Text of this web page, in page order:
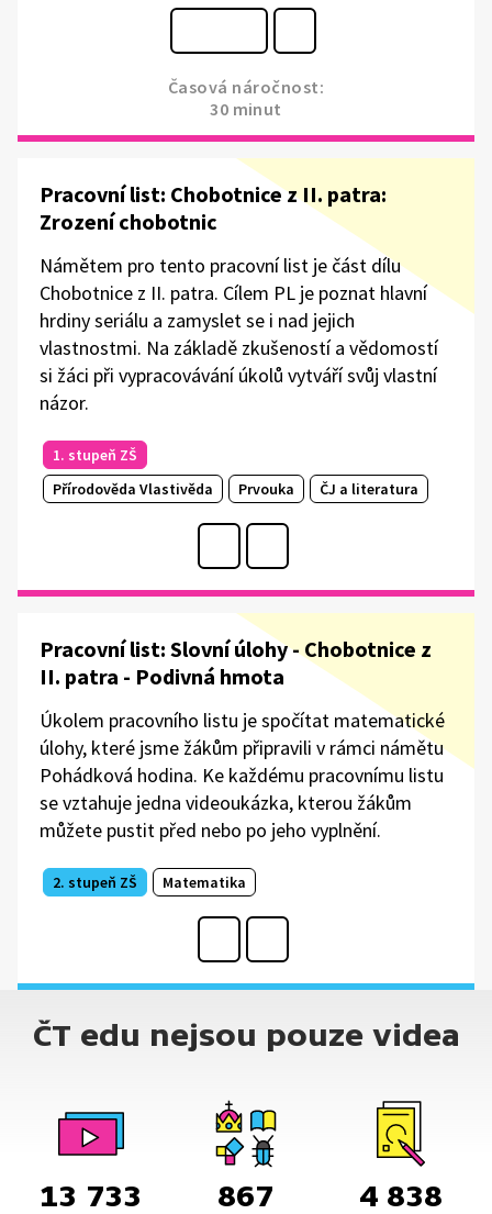
Časová náročnost:
30 minut
Pracovní list: Chobotnice z II. patra:
Zrození chobotnic
Námětem pro tento pracovní list je část dílu
Chobotnice z II. patra. Cílem PL je poznat hlavní
hrdiny seriálu a zamyslet se i nad jejich
vlastnostmi. Na základě zkušeností a vědomostí
si žáci při vypracovávání úkolů vytváří svůj vlastní
názor.
1. stupeň ZŠ
Přírodověda Vlastivěda
Prvouka ČJ a literatura
Pracovní list: Slovní úlohy - Chobotnice z
II. patra - Podivná hmota
Úkolem pracovního listu je spočítat matematické
úlohy, které jsme žákům připravili v rámci námětu
Pohádková hodina. Ke každému pracovnímu listu
se vztahuje jedna videoukázka, kterou žákům
můžete pustit před nebo po jeho vyplnění.
2. stupeň ZŠ Matematika
ČT edu nejsou pouze videa
13 733 867 4 838